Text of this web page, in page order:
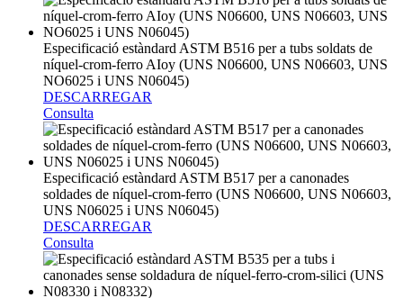
Especificació estàndard ASTM B516 per a tubs soldats de
níquel-crom-ferro AIoy (UNS N06600, UNS N06603, UNS
NO6025 i UNS N06045)
DESCARREGAR
Consulta
Especificació estàndard ASTM B517 per a canonades
soldades de níquel-crom-ferro (UNS N06600, UNS N06603,
UNS N06025 i UNS N06045)
DESCARREGAR
Consulta